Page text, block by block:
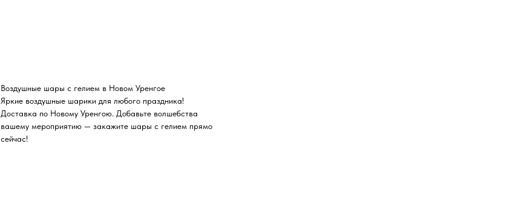
Воздушные шары с гелием в Новом Уренгое
Яркие воздушные шарики для любого праздника!
Доставка по Новому Уренгою. Добавьте волшебства
вашему мероприятию — закажите шары с гелием прямо
сейчас!